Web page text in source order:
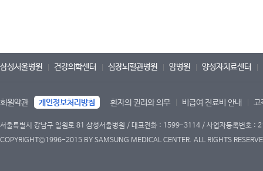
삼성서울병원 건강의학센터 심장뇌혈관병원 암병원 양성자치료센터
회원약관 개인정보처리방침 환자의 권리와 의무 비급여 진료비 안내 고
서울특별시 강남구 일원로 81 삼성서울병원 / 대표전화 : 1599-3114 / 사업자등록번호
COPYRIGHT©1996-2015 BY SAMSUNG MEDICAL CENTER. ALL RIGHTS